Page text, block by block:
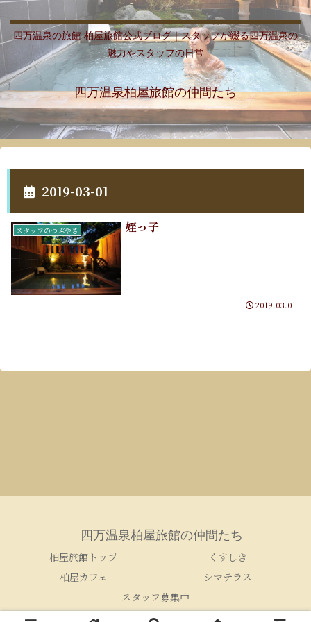
四万温泉の旅館 柏屋旅館公式ブログ｜スタッフが綴る四万温泉の
魅力やスタッフの日常
四万温泉柏屋旅館の仲間たち
2019-03-01
スタッフのつぶやき 姪っ子
2019.03.01
四万温泉柏屋旅館の仲間たち
柏屋旅館トップ
くすしき
柏屋カフェ
シマテラス
スタッフ募集中